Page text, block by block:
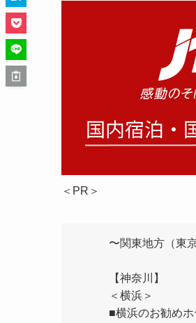
＜PR＞
〜関東地方（東
【神奈川】
＜横浜＞
■横浜のお勧め